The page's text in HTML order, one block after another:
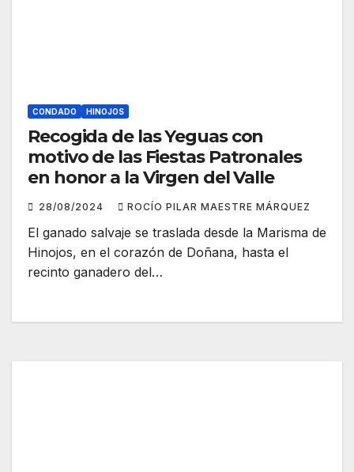
CONDADO HINOJOS
Recogida de las Yeguas con
motivo de las Fiestas Patronales
en honor a la Virgen del Valle
28/08/2024 ROCÍO PILAR MAESTRE MÁRQUEZ
El ganado salvaje se traslada desde la Marisma de
Hinojos, en el corazón de Doñana, hasta el
recinto ganadero del…